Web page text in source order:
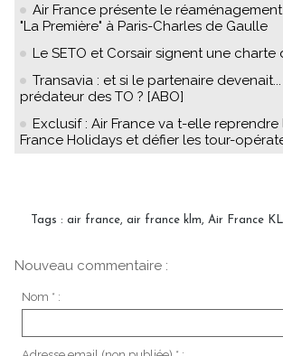
Air France présente le
"La Première" à Paris-Charles de Gaulle
Le SETO et Corsair signent une
Transavia : et si le partenaire
prédateur des TO ? [ABO]
Exclusif : Air France va t-elle reprendre
France Holidays et défier les tour-
Tags : air france air france klm Air France
Nouveau commentaire :
Nom * :